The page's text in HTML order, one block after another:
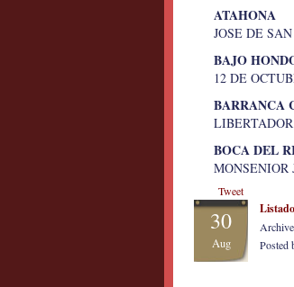
ATAHONA
JOSE DE
BAJO
12 DE
BARRANCA
BOCA DEL
Tweet
30
Aug
Posted